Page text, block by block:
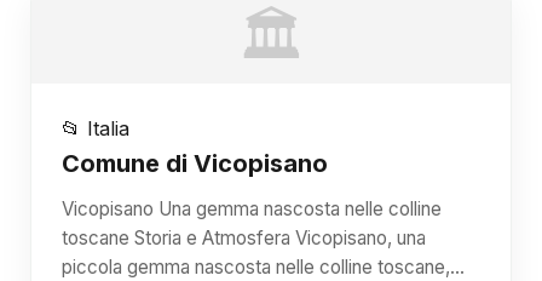
🏛️
📂 Italia
Comune di Vicopisano
Vicopisano Una gemma nascosta nelle colline
toscane Storia e Atmosfera Vicopisano, una
piccola gemma nascosta nelle colline toscane,…